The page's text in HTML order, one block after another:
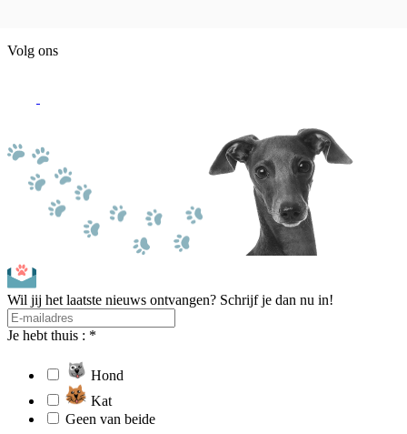
Volg ons
Wil jij het laatste nieuws ontvangen? Schrijf je dan nu in!
Je hebt thuis : *
Hond
Kat
Geen van beide